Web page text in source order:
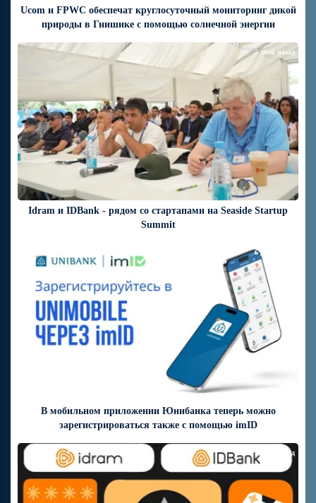
Ucom и FPWC обеспечат круглосуточный мониторинг дикой
природы в Гнишике с помощью солнечной энергии
Idram и IDBank - рядом со стартапами на Seaside Startup
Summit
5 дней назад
В мобильном приложении Юнибанка теперь можно
зарегистрироваться также с помощью imID
6 дней назад
9 дней назад